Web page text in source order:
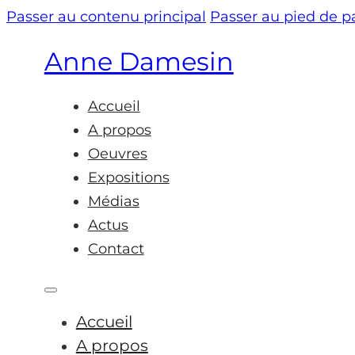
Passer au contenu principal Passer au pied de
Anne Damesin
Accueil
A propos
Oeuvres
Expositions
Médias
Actus
Contact
Accueil
A propos